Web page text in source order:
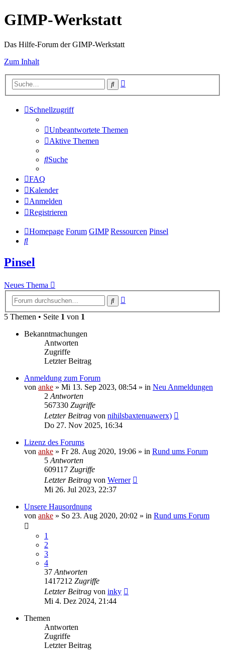
GIMP-Werkstatt
Das Hilfe-Forum der GIMP-Werkstatt
Zum Inhalt
Suche
Schnellzugriff
Unbeantwortete Themen
Aktive Themen
Suche
FAQ
Kalender
Anmelden
Registrieren
Homepage Forum GIMP Ressourcen Pinsel
Suche
Pinsel
Neues Thema
Suche
5 Themen • Seite 1 von 1
Bekanntmachungen
Antworten
Zugriffe
Letzter Beitrag
Anmeldung zum Forum
von anke » Mi 13. Sep 2023, 08:54 » in Neu Anmeldungen
2 Antworten
567330 Zugriffe
Letzter Beitrag von nihilsbaxtenuawerx)
Do 27. Nov 2025, 16:34
Lizenz des Forums
von anke » Fr 28. Aug 2020, 19:06 » in Rund ums Forum
5 Antworten
609117 Zugriffe
Letzter Beitrag von Werner
Mi 26. Jul 2023, 22:37
Unsere Hausordnung
von anke » So 23. Aug 2020, 20:02 » in Rund ums Forum
1
2
3
4
37 Antworten
1417212 Zugriffe
Letzter Beitrag von inky
Mi 4. Dez 2024, 21:44
Themen
Antworten
Zugriffe
Letzter Beitrag